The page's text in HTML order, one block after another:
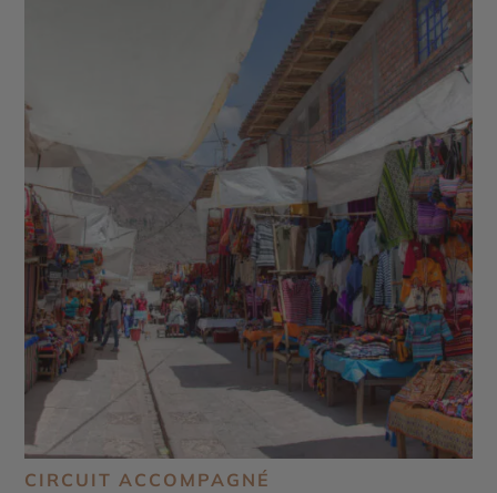
CIRCUIT ACCOMPAGNÉ